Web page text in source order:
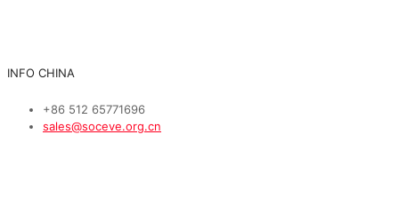
INFO CHINA
+86 512 65771696
sales@soceve.org.cn